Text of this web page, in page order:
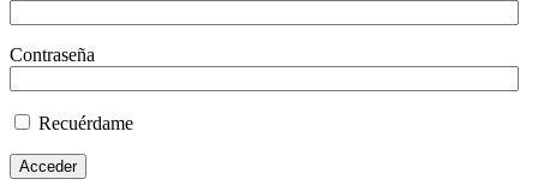
Contraseña
Recuérdame